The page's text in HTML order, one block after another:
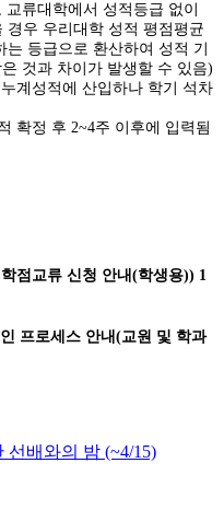
, 교류대학에서 성적등급 없이
경우 우리대학 성적 평점평균
등급으로 환산하여 성적 기
것과 차이가 발생할 수 있음)
계성적에 산입하나 학기 석차
확정 후 2~4주 이후에 입력됨
점교류 신청 안내(학생용)) 1
프로세스 안내(교원 및 학과
선배와의 밤 (~4/15)